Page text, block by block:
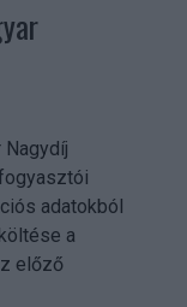
adatokból
a
előző